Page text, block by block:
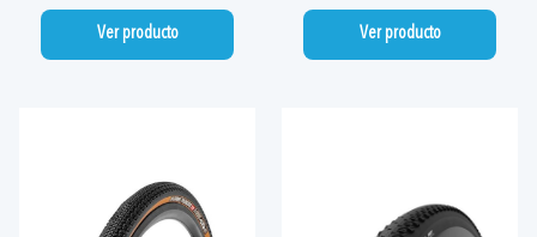
Ver producto Ver producto